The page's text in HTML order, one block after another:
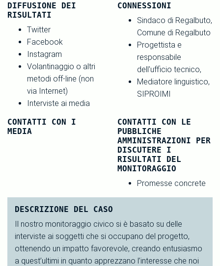
DIFFUSIONE DEI
RISULTATI
Twitter
Facebook
Instagram
Volantinaggio o altri
metodi off-line (non
via Internet)
Interviste ai media
CONNESSIONI
Sindaco di Regalbuto,
Comune di Regalbuto
Progettista e
responsabile
dell'ufficio tecnico,
Mediatore linguistico,
SIPROIMI
CONTATTI CON I
MEDIA
CONTATTI CON LE
PUBBLICHE
AMMINISTRAZIONI PER
DISCUTERE I
RISULTATI DEL
MONITORAGGIO
Promesse concrete
DESCRIZIONE DEL CASO
Il nostro monitoraggio civico si è basato su delle
interviste ai soggetti che si occupano del progetto,
ottenendo un impatto favorevole, creando entusiasmo
a quest’ultimi in quanto apprezzano l’interesse che noi